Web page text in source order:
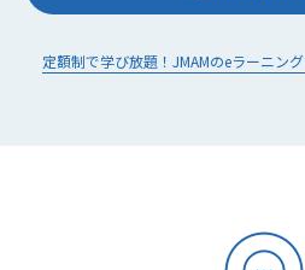
定額制で学び放題！JMAMのeラーニン